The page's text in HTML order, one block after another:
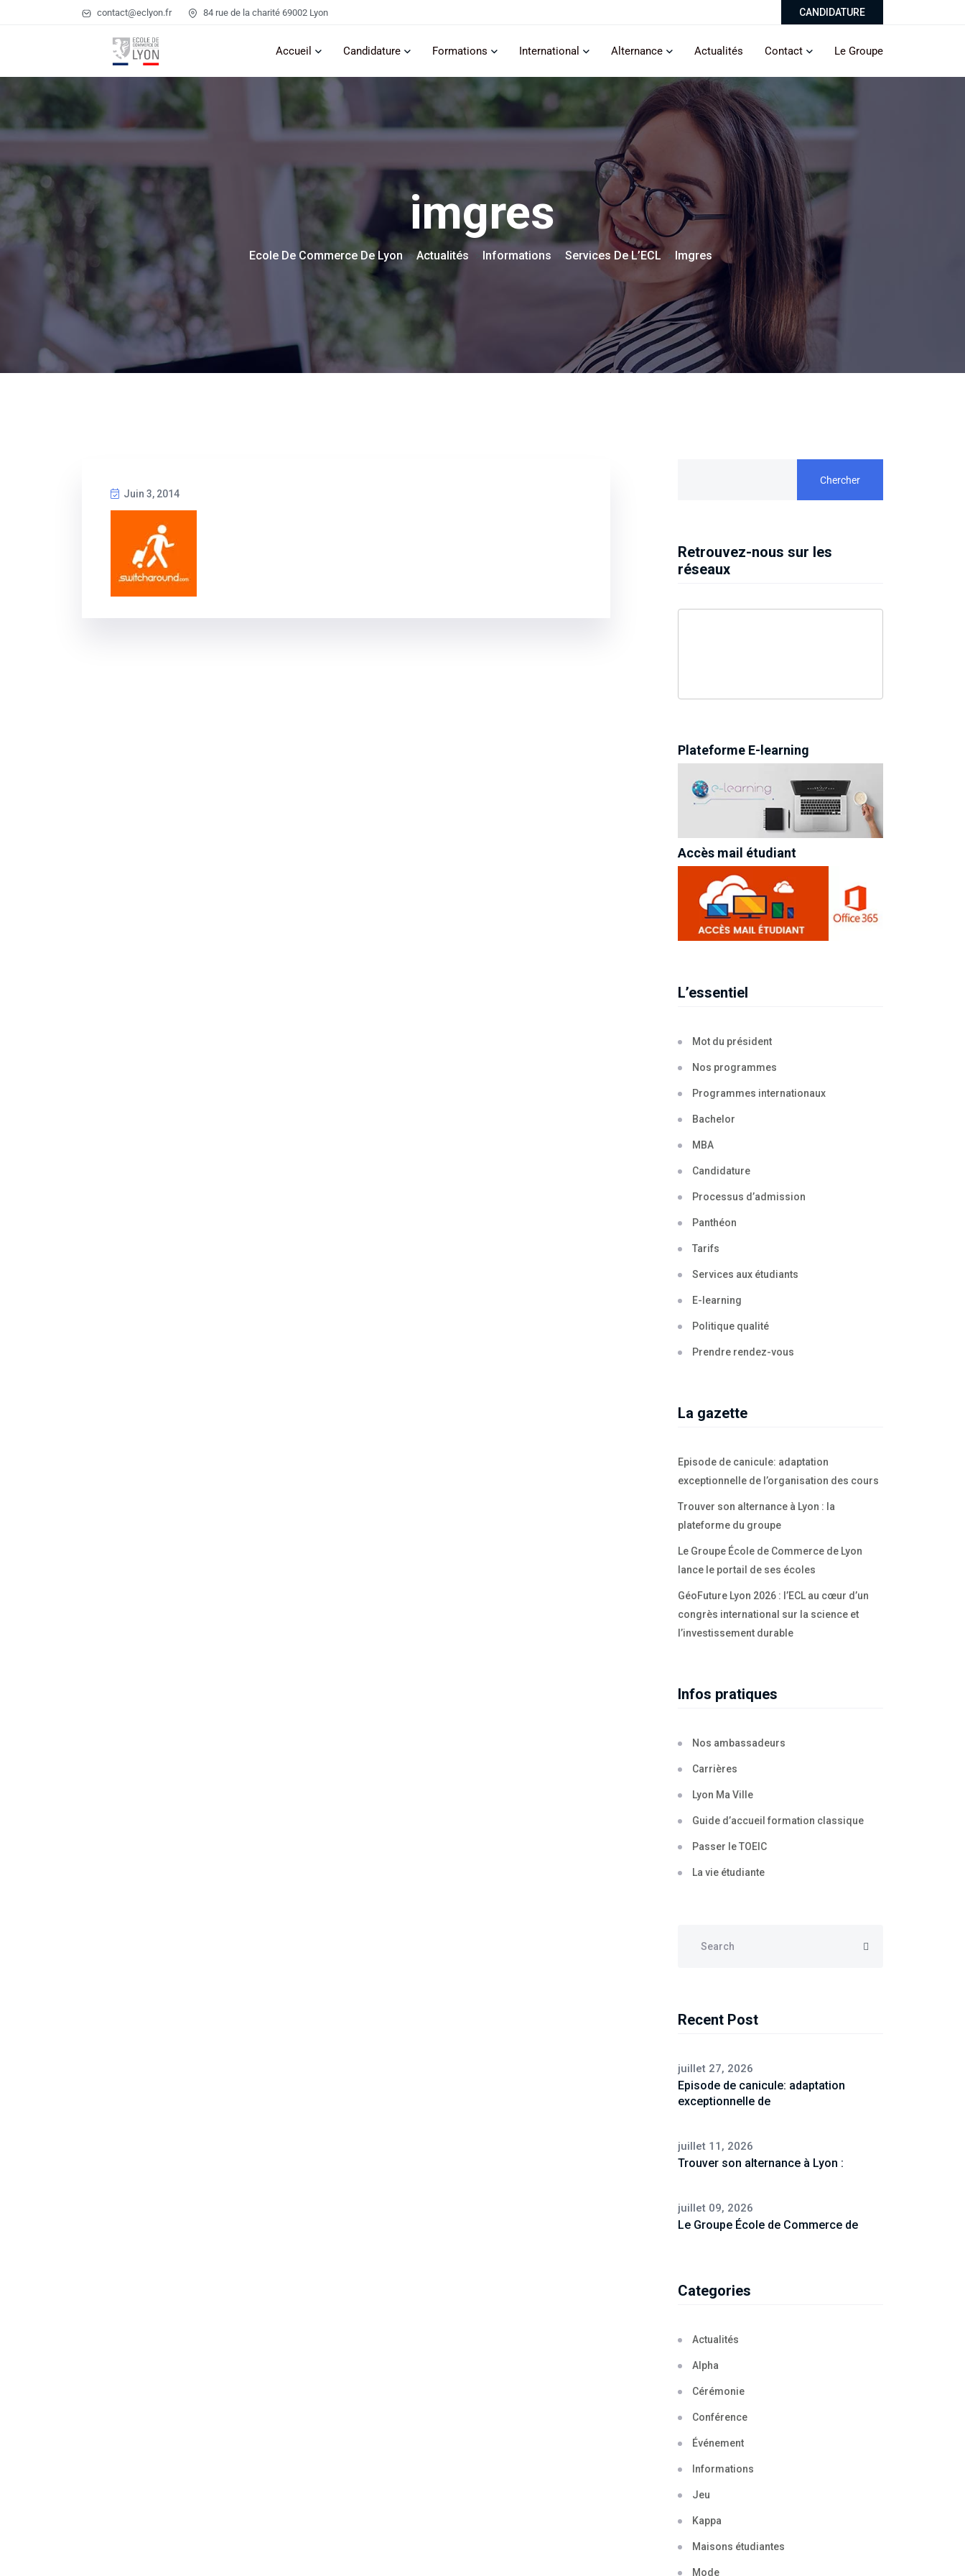
contact@eclyon.fr 84 rue de la charité 69002 Lyon CANDIDATURE
Accueil Candidature Formations International Alternance Actualités Contact Le Groupe
imgres
Ecole De Commerce De Lyon >Actualités Informations Services De L’ECL > Imgres
Juin 3, 2014
Chercher
Retrouvez-nous sur les
réseaux
Plateforme E-learning
Accès mail étudiant
L’essentiel
Mot du président
Nos programmes
Programmes internationaux
Bachelor
MBA
Candidature
Processus d’admission
Panthéon
Tarifs
Services aux étudiants
E-learning
Politique qualité
Prendre rendez-vous
La gazette
Episode de canicule: adaptation
exceptionnelle de l’organisation des cours
Trouver son alternance à Lyon : la
plateforme du groupe
Le Groupe École de Commerce de Lyon
lance le portail de ses écoles
GéoFuture Lyon 2026 : l’ECL au cœur d’un
congrès international sur la science et
l’investissement durable
Infos pratiques
Nos ambassadeurs
Carrières
Lyon Ma Ville
Guide d’accueil formation classique
Passer le TOEIC
La vie étudiante
Recent Post
juillet 27, 2026
Episode de canicule: adaptation
exceptionnelle de
juillet 11, 2026
Trouver son alternance à Lyon :
juillet 09, 2026
Le Groupe École de Commerce de
Categories
Actualités
Alpha
Cérémonie
Conférence
Événement
Informations
Jeu
Kappa
Maisons étudiantes
Mode